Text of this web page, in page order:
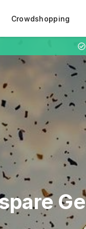
Crowdshopping